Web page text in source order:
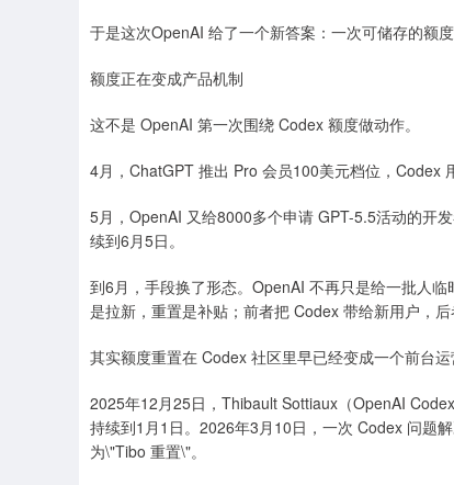
于是这次OpenAI 给了一个新答案：一次可储存的额
额度正在变成产品机制
这不是 OpenAI 第一次围绕 Codex 额度做动作。
4月，ChatGPT 推出 Pro 会员100美元档位，Codex
5月，OpenAI 又给8000多个申请 GPT-5.5活动的开
续到6月5日。
到6月，手段换了形态。OpenAI 不再只是给一批人
是拉新，重置是补贴；前者把 Codex 带给新用户，
其实额度重置在 Codex 社区里早已经变成一个前台运
2025年12月25日，Thibault Sottiaux（OpenAI
持续到1月1日。2026年3月10日，一次 Codex 问题
为\"Tibo 重置\"。